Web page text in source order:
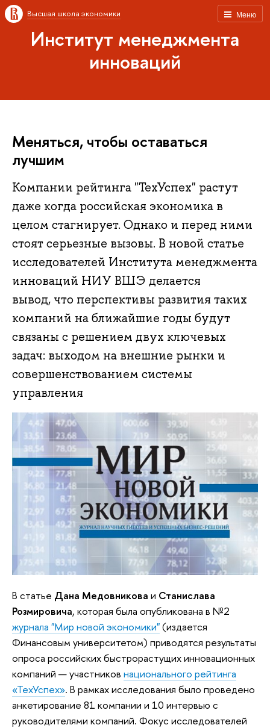
Меню
Высшая школа экономики
Институт менеджмента
инноваций
Меняться, чтобы оставаться
лучшим
Компании рейтинга "ТехУспех" растут
даже когда российская экономика в
целом стагнирует. Однако и перед ними
стоят серьезные вызовы. В новой статье
исследователей Института менеджмента
инноваций НИУ ВШЭ делается
вывод, что перспективы развития таких
компаний на ближайшие годы будут
связаны с решением двух ключевых
задач: выходом на внешние рынки и
совершенствованием системы
управления
В статье Дана Медовникова и Станислава
Розмировича, которая была опубликована в №2
журнала "Мир новой экономики"(издается
Финансовым университетом) приводятся результаты
опроса российских быстрорастущих инновационных
компаний — участников национального рейтинга
«ТехУспех». В рамках исследования было проведено
анкетирование 81 компании и 10 интервью с
руководителями компаний. Фокус исследователей